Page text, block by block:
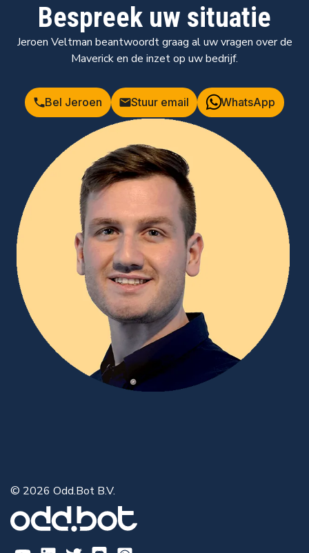
Bespreek uw situatie
Jeroen Veltman beantwoordt graag al uw vragen over de
Maverick en de inzet op uw bedrijf.
Bel Jeroen Stuur email WhatsApp
© 2026 Odd.Bot B.V.